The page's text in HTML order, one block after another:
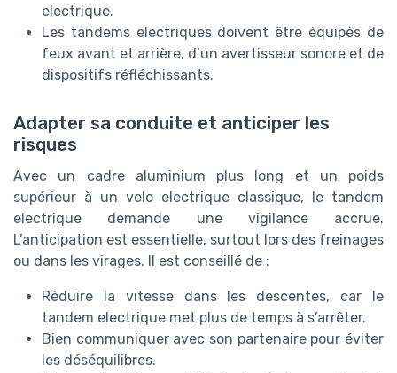
electrique.
Les tandems electriques doivent être équipés de
feux avant et arrière, d’un avertisseur sonore et de
dispositifs réfléchissants.
Adapter sa conduite et anticiper les
risques
Avec un cadre aluminium plus long et un poids
supérieur à un velo electrique classique, le tandem
electrique demande une vigilance accrue.
L’anticipation est essentielle, surtout lors des freinages
ou dans les virages. Il est conseillé de :
Réduire la vitesse dans les descentes, car le
tandem electrique met plus de temps à s’arrêter.
Bien communiquer avec son partenaire pour éviter
les déséquilibres.